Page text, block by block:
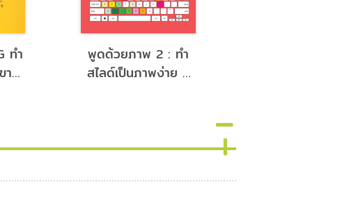
ทำ
าย
พูดด้วยภาพ 2 : ทำ
สไลด์เป็นภาพง่าย ๆ